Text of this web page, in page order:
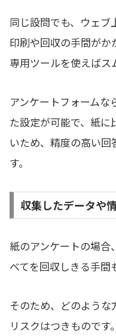
同じ設問でも、ウェブ
印刷や回収の手間がか
専用ツールを使えばス
アンケートフォームな
た設定が可能で、紙
いため、精度の高い
す。
収集したデータや
紙のアンケートの場合
べてを回収しきる手間
そのため、どのような
リスクはつきものです